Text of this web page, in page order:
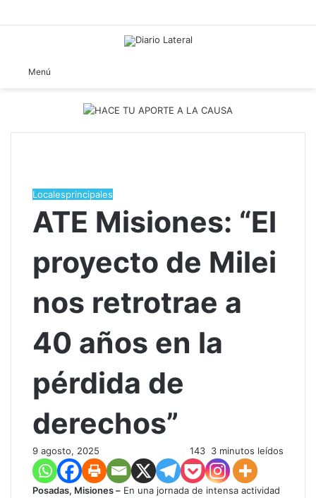
Menú
Localesprincipales
ATE Misiones: “El
proyecto de Milei
nos retrotrae a
40 años en la
pérdida de
derechos”
9 agosto, 2025 143 3 minutos leídos
Posadas, Misiones – En una jornada de intensa actividad